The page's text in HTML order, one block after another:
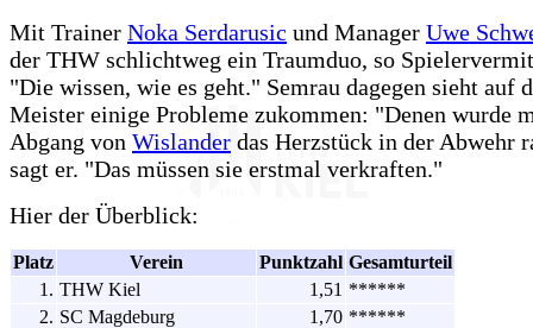
Mit Trainer Noka Serdarusic und Manager Uwe
der THW schlichtweg ein Traumduo, so
"Die wissen, wie es geht." Semrau dagegen sieht auf
Meister einige Probleme zukommen: "Denen wurde
Abgang von Wislander das Herzstück in der Abwehr
sagt er. "Das müssen sie erstmal verkraften."
Hier der Überblick:
Platz Verein Punktzahl Gesamturteil
1. THW Kiel 1,51 ******
2. SC Magdeburg 1,70 ******